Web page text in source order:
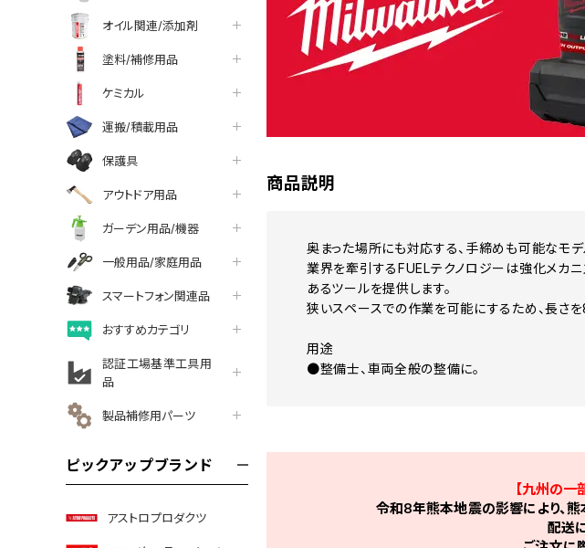
オイル関連/添加剤
塗料/補修用品
ケミカル
運搬/積載用品
保護具
アウトドア用品
ガーデン用品/機器
一般用品/家庭用品
スマートフォン関連品
おすすめカテゴリ
認証工場基準工具用
品
製品補修用パーツ
ピックアップブランド
アストロプロダクツ
商品説明
奥まった場所にも対応する、手締めも可能なモデ
業界を牽引するFUELテクノロジーは強化メカ
あるツールを提供します。
狭いスペースでの作業を可能にするため、長さ
用途
●整備士、車両全般の整備に。
【九州の
令和8年熊本地震の影響により、
配送